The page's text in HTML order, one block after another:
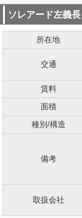
ソレアード左義長
所在地
交通
賃料
面積
種別/構造
備考
取扱会社